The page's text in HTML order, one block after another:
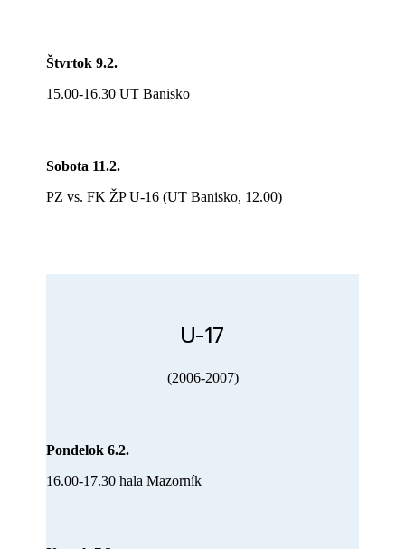
Štvrtok 9.2.
15.00-16.30 UT Banisko
Sobota 11.2.
PZ vs. FK ŽP U-16 (UT Banisko, 12.00)
U-17
(2006-2007)
Pondelok 6.2.
16.00-17.30 hala Mazorník